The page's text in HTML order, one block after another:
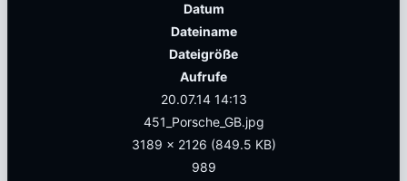
Datum
Dateiname
Dateigröße
Aufrufe
20.07.14 14:13
451_Porsche_GB.jpg
3189 x 2126 (849.5 KB)
989